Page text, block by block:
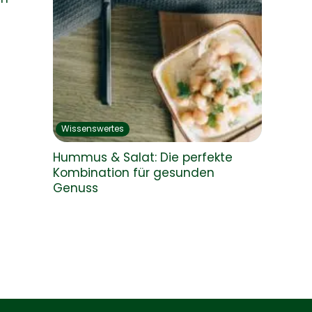
Wissenswertes
Hummus & Salat: Die perfekte
Kombination für gesunden
Genuss